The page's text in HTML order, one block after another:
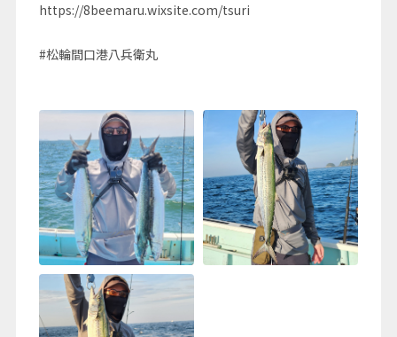
https://8beemaru.wixsite.com/tsuri
#松輪間口港八兵衛丸